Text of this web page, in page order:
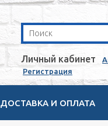
Личный кабинет
Регистрация
ДОСТАВКА И ОПЛАТА